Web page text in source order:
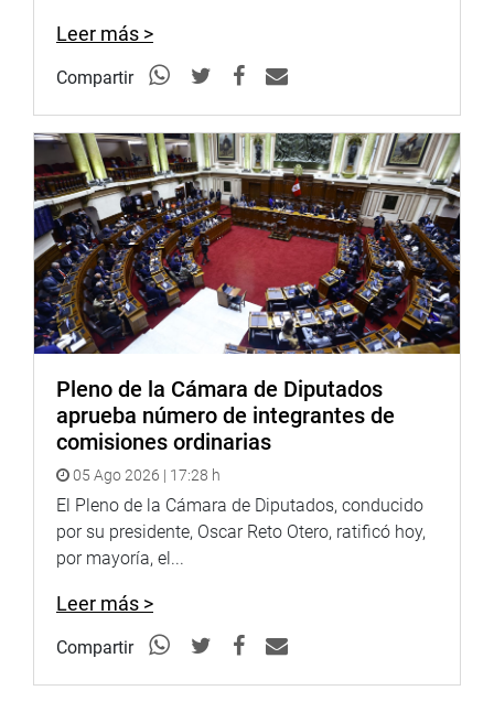
16:00 Mesa de Mujeres
Parlamentarias Peruanas
-Congresista Luisa María
Cuculiza Torre
18:00 Congresista Carmen
Omonte Durand
Homenaje:
«Mujeres Empresarias»
18:00 Congresista Carmen
Omonte Durand
Homenaje:
«Mujeres Empresarias»
Leer más >
Compartir
Pleno de la Cámara de Diputados
aprueba número de integrantes de
comisiones ordinarias
05 Ago 2026 | 17:28 h
El Pleno de la Cámara de Diputados, conducido
por su presidente, Oscar Reto Otero, ratificó hoy,
por mayoría, el...
Leer más >
Compartir